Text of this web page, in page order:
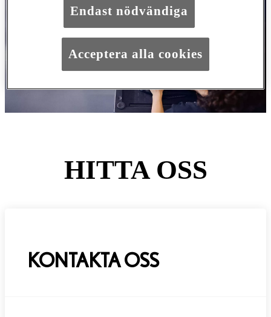
HITTA OSS
KONTAKTA OSS
Endast nödvändiga
Acceptera alla cookies